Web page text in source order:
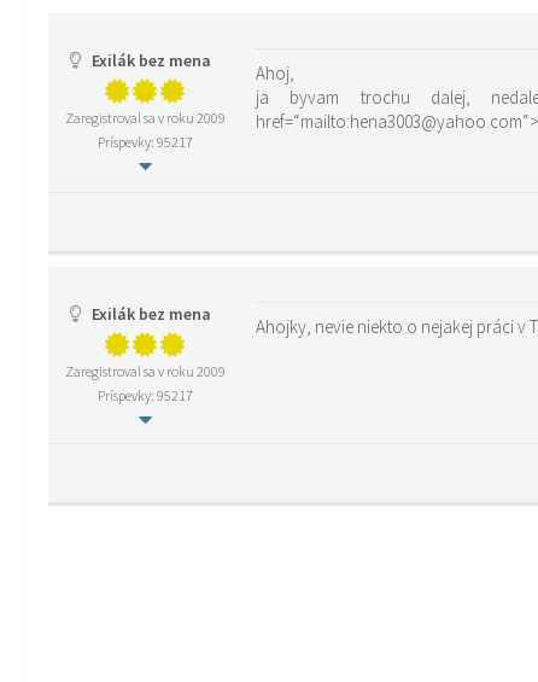
Exilák bez mena
Zaregistroval sa v roku 2009
Príspevky: 95217
Ahoj,
ja byvam trochu dalej,
Exilák bez mena
Zaregistroval sa v roku 2009
Príspevky: 95217
Ahojky, nevie niekto o nejakej práci v